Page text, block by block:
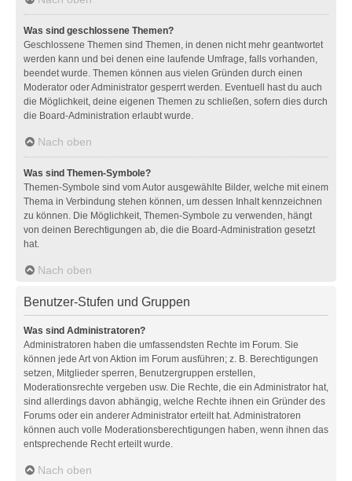
Was sind geschlossene Themen?
Geschlossene Themen sind Themen, in denen nicht mehr geantwortet
werden kann und bei denen eine laufende Umfrage, falls vorhanden,
beendet wurde. Themen können aus vielen Gründen durch einen
Moderator oder Administrator gesperrt werden. Eventuell hast du auch
die Möglichkeit, deine eigenen Themen zu schließen, sofern dies durch
die Board-Administration erlaubt wurde.
Nach oben
Was sind Themen-Symbole?
Themen-Symbole sind vom Autor ausgewählte Bilder, welche mit einem
Thema in Verbindung stehen können, um dessen Inhalt kennzeichnen
zu können. Die Möglichkeit, Themen-Symbole zu verwenden, hängt
von deinen Berechtigungen ab, die die Board-Administration gesetzt
hat.
Nach oben
Benutzer-Stufen und Gruppen
Was sind Administratoren?
Administratoren haben die umfassendsten Rechte im Forum. Sie
können jede Art von Aktion im Forum ausführen; z. B. Berechtigungen
setzen, Mitglieder sperren, Benutzergruppen erstellen,
Moderationsrechte vergeben usw. Die Rechte, die ein Administrator hat,
sind allerdings davon abhängig, welche Rechte ihnen ein Gründer des
Forums oder ein anderer Administrator erteilt hat. Administratoren
können auch volle Moderationsberechtigungen haben, wenn ihnen das
entsprechende Recht erteilt wurde.
Nach oben